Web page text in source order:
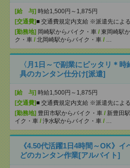
[給 与] 時給1,500円～1,875円
[交通費]■ 交通費規定内支給 ※派遣先による
[勤務地] 岡崎駅からバイク・車 / 東岡崎駅
ク・車 / 北岡崎駅からバイク・車 / …
〈月1日～で副業にピッタリ＊
具のカンタン仕分け[派遣]
[給 与] 時給1,500円～1,875円
[交通費]■ 交通費規定内支給 ※派遣先による
[勤務地] 豊田市駅からバイク・車 / 新豊田
イク・車 / 浄水駅からバイク・車 / …
《4.50代活躍1日4時間～OK》
どのカンタン作業[アルバイト]